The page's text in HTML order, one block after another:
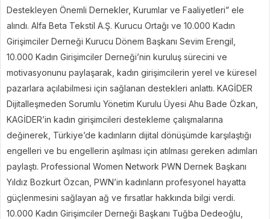
Destekleyen Önemli Dernekler, Kurumlar ve Faaliyetleri” ele
alındı. Alfa Beta Tekstil A.Ş. Kurucu Ortağı ve 10.000 Kadın
Girişimciler Derneği Kurucu Dönem Başkanı Sevim Erengil,
10.000 Kadın Girişimciler Derneği’nin kuruluş sürecini ve
motivasyonunu paylaşarak, kadın girişimcilerin yerel ve küresel
pazarlara açılabilmesi için sağlanan destekleri anlattı. KAGİDER
Dijitalleşmeden Sorumlu Yönetim Kurulu Üyesi Ahu Bade Özkan,
KAGİDER’in kadın girişimcileri destekleme çalışmalarına
değinerek, Türkiye’de kadınların dijital dönüşümde karşılaştığı
engelleri ve bu engellerin aşılması için atılması gereken adımları
paylaştı. Professional Women Network PWN Dernek Başkanı
Yıldız Bozkurt Özcan, PWN’in kadınların profesyonel hayatta
güçlenmesini sağlayan ağ ve fırsatlar hakkında bilgi verdi.
10.000 Kadın Girişimciler Derneği Başkanı Tuğba Dedeoğlu,